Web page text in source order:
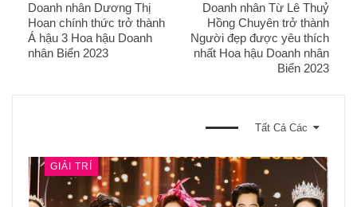
Doanh nhân Dương Thị
Hoan chính thức trở thành
Á hậu 3 Hoa hậu Doanh
nhân Biển 2023
Doanh nhân Từ Lê Thuỷ
Hồng Chuyên trở thành
Người đẹp được yêu thích
nhất Hoa hậu Doanh nhân
Biển 2023
Tất Cả Các
GIẢI TRÍ